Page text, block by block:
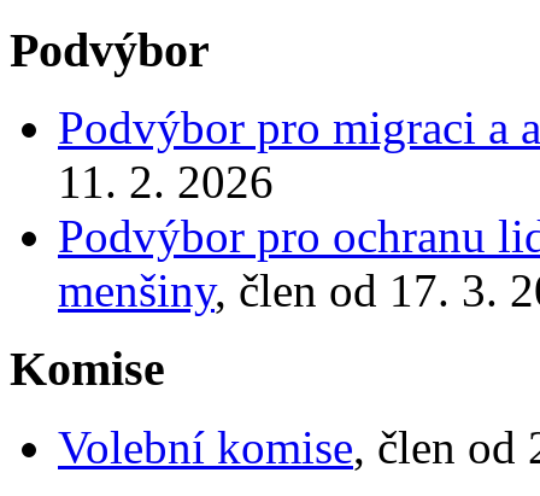
Podvýbor
Podvýbor pro migraci a
11. 2. 2026
Podvýbor pro ochranu
menšiny, člen od 17. 3.
Komise
Volební komise, člen od